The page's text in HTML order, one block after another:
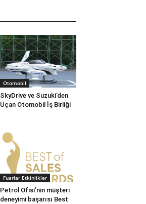
Otomobil
SkyDrive ve Suzuki’den
Uçan Otomobil İş Birliği
Fuarlar Etkinlikler
Petrol Ofisi’nin müşteri
deneyimi başarısı Best